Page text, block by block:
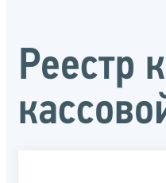
Реестр